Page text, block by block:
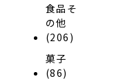
食品そ
の他
(206)
菓子
(86)